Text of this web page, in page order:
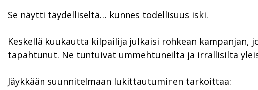
Se näytti täydelliseltä… kunnes todellisuus iski.
Keskellä kuukautta kilpailija julkaisi rohkean
tapahtunut. Ne tuntuivat ummehtuneilta ja irrallisilta
Jäykkään suunnitelmaan lukittautuminen tarkoittaa: